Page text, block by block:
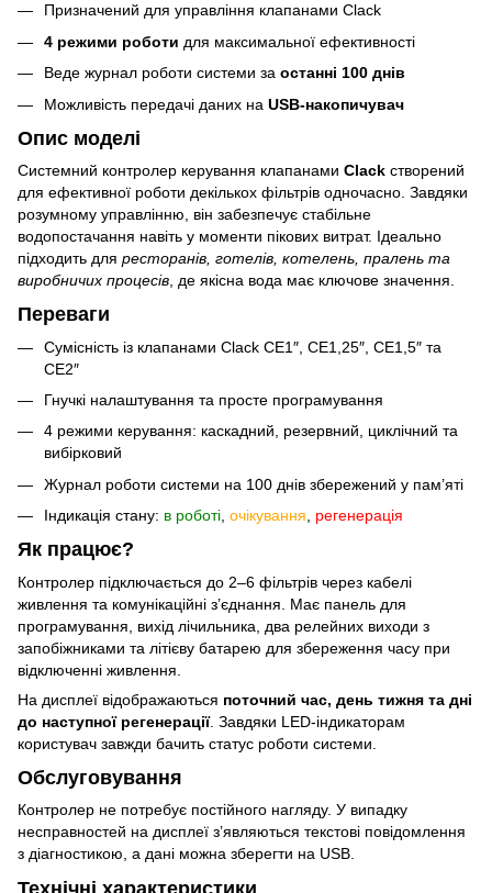
Призначений для управління клапанами Clack
4 режими роботи для максимальної ефективності
Веде журнал роботи системи за останні 100 днів
Можливість передачі даних на USB-накопичувач
Опис моделі
Системний контролер керування клапанами Clack створений
для ефективної роботи декількох фільтрів одночасно. Завдяки
розумному управлінню, він забезпечує стабільне
водопостачання навіть у моменти пікових витрат. Ідеально
підходить для ресторанів, готелів, котелень, пралень та
виробничих процесів , де якісна вода має ключове значення.
Переваги
Сумісність із клапанами Clack CE1″, CE1,25″, CE1,5″ та
CE2″
Гнучкі налаштування та просте програмування
4 режими керування: каскадний, резервний, циклічний та
вибірковий
Журнал роботи системи на 100 днів збережений у пам’яті
Індикація стану: в роботі, очікування, регенерація
Як працює?
Контролер підключається до 2–6 фільтрів через кабелі
живлення та комунікаційні з’єднання. Має панель для
програмування, вихід лічильника, два релейних виходи з
запобіжниками та літієву батарею для збереження часу при
відключенні живлення.
На дисплеї відображаються поточний час, день тижня та дні
до наступної регенерації. Завдяки LED-індикаторам
користувач завжди бачить статус роботи системи.
Обслуговування
Контролер не потребує постійного нагляду. У випадку
несправностей на дисплеї з’являються текстові повідомлення
з діагностикою, а дані можна зберегти на USB.
Технічні характеристики